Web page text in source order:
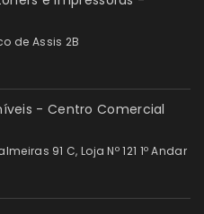
de Assis 2B
- Centro Comercial
91 C, Loja Nº 121 1º Andar